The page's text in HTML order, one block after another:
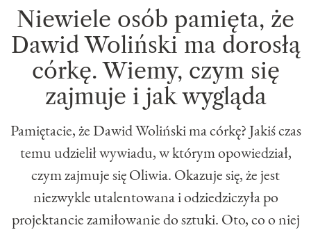
Niewiele osób pamięta, że
Dawid Woliński ma dorosłą
córkę. Wiemy, czym się
zajmuje i jak wygląda
Pamiętacie, że Dawid Woliński ma córkę? Jakiś czas
temu udzielił wywiadu, w którym opowiedział,
czym zajmuje się Oliwia. Okazuje się, że jest
niezwykle utalentowana i odziedziczyła po
projektancie zamiłowanie do sztuki. Oto, co o niej